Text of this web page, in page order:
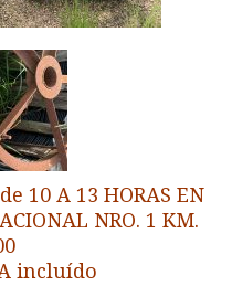
10 A 13 HORAS EN
NRO. 1 KM.
incluído